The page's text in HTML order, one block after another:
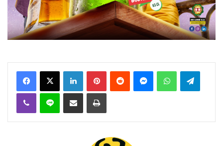
FacebookX Linkedin PinterestReddit MessengerWhatsAppTelegram
Viber Ligne Partager par email Imprimer